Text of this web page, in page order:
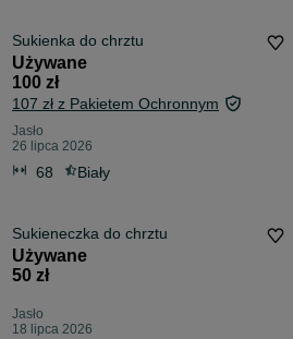
Sukienka do chrztu
Używane
100 zł
107 zł z Pakietem Ochronnym
Jasło
26 lipca 2026
68 Biały
Sukieneczka do chrztu
Używane
50 zł
Jasło
18 lipca 2026